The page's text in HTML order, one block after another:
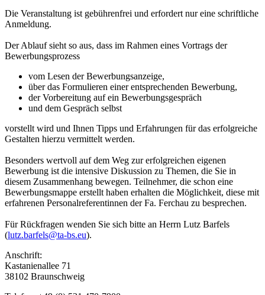
Die Veranstaltung ist gebührenfrei und erfordert nur eine schriftliche
Anmeldung.
Der Ablauf sieht so aus, dass im Rahmen eines Vortrags der
Bewerbungsprozess
vom Lesen der Bewerbungsanzeige,
über das Formulieren einer entsprechenden Bewerbung,
der Vorbereitung auf ein Bewerbungsgespräch
und dem Gespräch selbst
vorstellt wird und Ihnen Tipps und Erfahrungen für das erfolgreiche
Gestalten hierzu vermittelt werden.
Besonders wertvoll auf dem Weg zur erfolgreichen eigenen
Bewerbung ist die intensive Diskussion zu Themen, die Sie in
diesem Zusammenhang bewegen. Teilnehmer, die schon eine
Bewerbungsmappe erstellt haben erhalten die Möglichkeit, diese mit
erfahrenen Personalreferentinnen der Fa. Ferchau zu besprechen.
Für Rückfragen wenden Sie sich bitte an Herrn Lutz Barfels
(lutz.barfels@ta-bs.eu).
Anschrift:
Kastanienallee 71
38102 Braunschweig